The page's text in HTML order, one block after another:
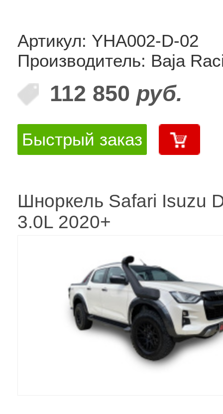
Артикул: YHA002-D-02
Производитель: Baja
112 850 руб.
Быстрый заказ
Шноркель Safari Isuzu
3.0L 2020+